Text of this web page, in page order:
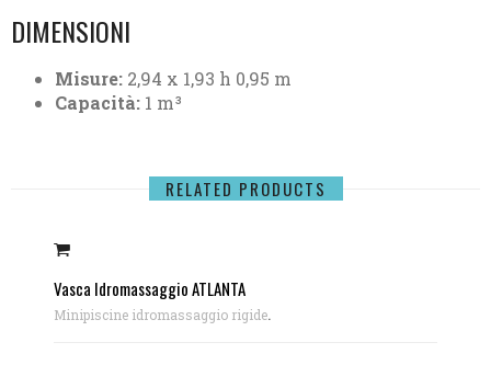
DIMENSIONI
Misure: 2,94 x 1,93 h 0,95 m
Capacità: 1 m³
RELATED PRODUCTS
Vasca Idromassaggio ATLANTA
Minipiscine idromassaggio rigide.